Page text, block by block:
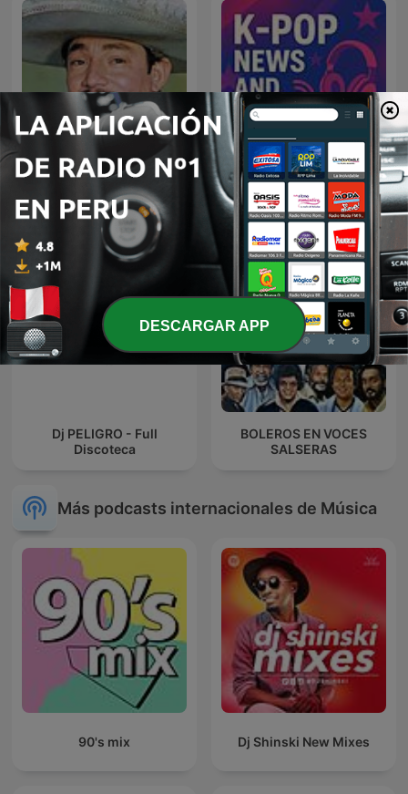
JAVIER SOLIS EN NOCHE
DE ROMANCE
KPOP Unreleased
Dj PELIGRO - Full
Discoteca
BOLEROS EN VOCES
SALSERAS
Más podcasts internacionales de Música
90's mix Dj Shinski New Mixes
DESCARGAR APP